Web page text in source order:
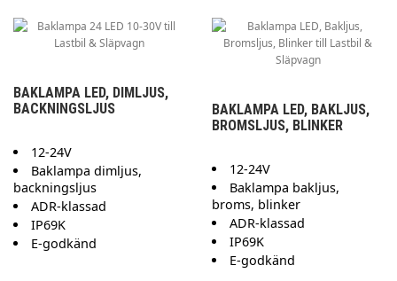
BAKLAMPA LED, DIMLJUS,
BACKNINGSLJUS
12-24V
Baklampa dimljus,
backningsljus
ADR-klassad
IP69K
E-godkänd
BAKLAMPA LED, BAKLJUS,
BROMSLJUS, BLINKER
12-24V
Baklampa bakljus,
broms, blinker
ADR-klassad
IP69K
E-godkänd